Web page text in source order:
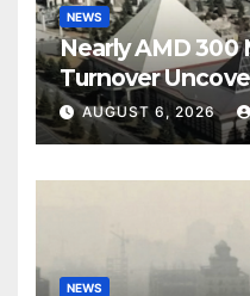
NEWS
Nearly AMD 300
Turnover
Owned
AUGUST 6, 2026
NEWS